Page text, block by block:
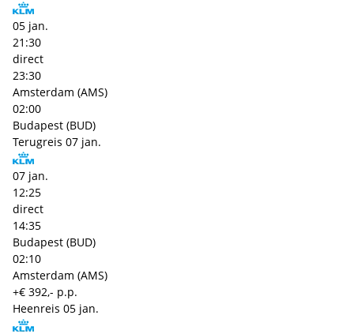
05 jan.
21:30
direct
23:30
Amsterdam (AMS)
02:00
Budapest (BUD)
Terugreis 07 jan.
07 jan.
12:25
direct
14:35
Budapest (BUD)
02:10
Amsterdam (AMS)
+€ 392,- p.p.
Heenreis 05 jan.